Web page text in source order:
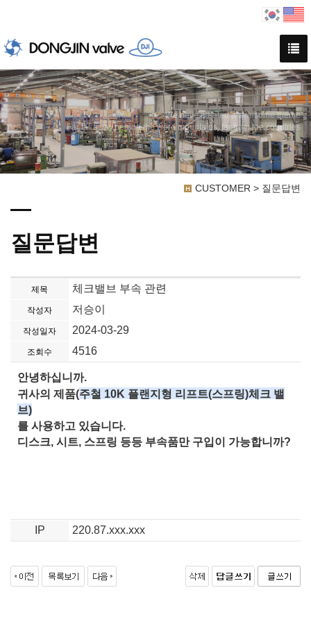
We have created a awesome theme
Far far away,behind the word mountains, far from the countries
CUSTOMER > 질문답변
질문답변
제목 체크밸브 부속 관련
작성자 저승이
작성일자 2024-03-29
조회수 4516
안녕하십니까.
귀사의 제품(주철 10K 플랜지형 리프트(스프링)체크 밸
브)
를 사용하고 있습니다.
디스크, 시트, 스프링 등등 부속품만 구입이 가능합니까?
IP 220.87.xxx.xxx